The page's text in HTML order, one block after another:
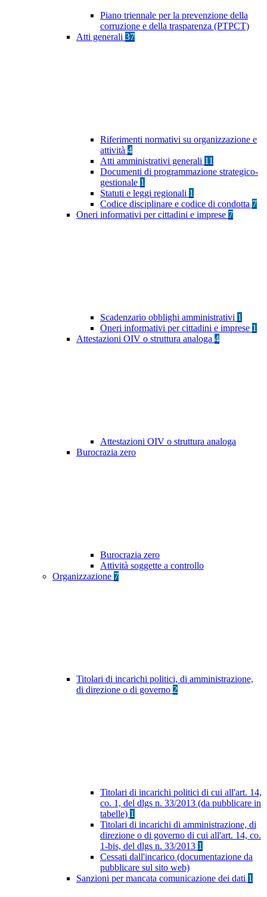
Piano triennale per la prevenzione della
corruzione e della trasparenza (PTPCT)
Atti generali 37
Riferimenti normativi su organizzazione e
attività 4
Atti amministrativi generali 11
Documenti di programmazione strategico-
gestionale 1
Statuti e leggi regionali 1
Codice disciplinare e codice di condotta 7
Oneri informativi per cittadini e imprese 7
Scadenzario obblighi amministrativi 1
Oneri informativi per cittadini e imprese 1
Attestazioni OIV o struttura analoga 4
Attestazioni OIV o struttura analoga
Burocrazia zero
Burocrazia zero
Attività soggette a controllo
Organizzazione 7
Titolari di incarichi politici, di amministrazione,
di direzione o di governo 2
Titolari di incarichi politici di cui all'art. 14,
co. 1, del dlgs n. 33/2013 (da pubblicare in
tabelle) 1
Titolari di incarichi di amministrazione, di
direzione o di governo di cui all'art. 14, co.
1-bis, del dlgs n. 33/2013 1
Cessati dall'incarico (documentazione da
pubblicare sul sito web)
Sanzioni per mancata comunicazione dei dati 1